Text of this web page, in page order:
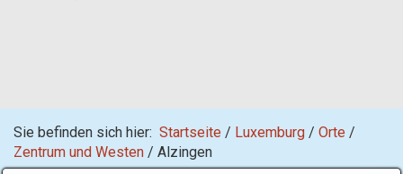
Sie befinden sich hier: Startseite / Luxemburg / Orte /
Zentrum und Westen / Alzingen